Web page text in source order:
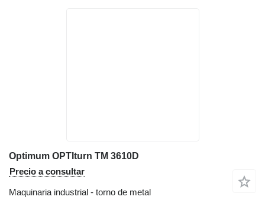
Optimum OPTIturn TM 3610D
Precio a consultar
Maquinaria industrial - torno de metal